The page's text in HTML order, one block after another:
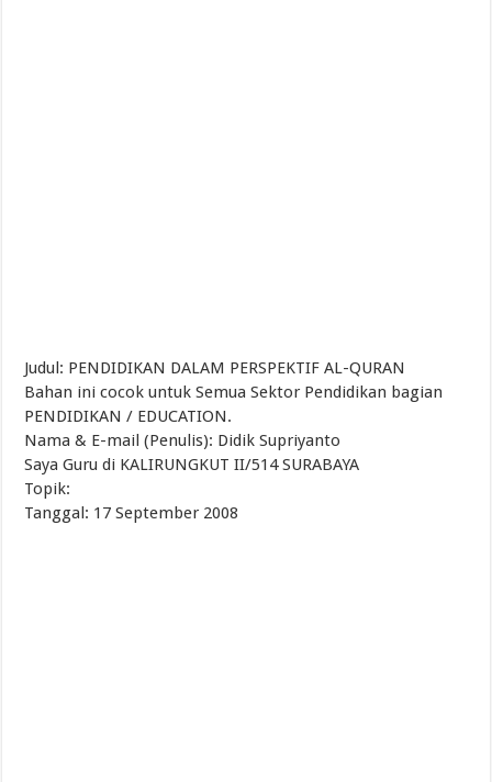
Judul: PENDIDIKAN DALAM PERSPEKTIF AL-QURAN
Bahan ini cocok untuk Semua Sektor Pendidikan bagian
PENDIDIKAN / EDUCATION.
Nama & E-mail (Penulis): Didik Supriyanto
Saya Guru di KALIRUNGKUT II/514 SURABAYA
Topik:
Tanggal: 17 September 2008